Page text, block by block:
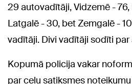
29 autovadītāji, Vidzemē -
Latgalē - 30, bet Zemgalē -
vadītāji. Divi vadītāji sodīti
Kopumā policija vakar
par ceļu satiksmes